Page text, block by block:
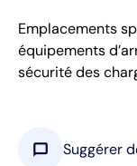
Emplacements
équipements
sécurité des
chat_bubble Suggérer